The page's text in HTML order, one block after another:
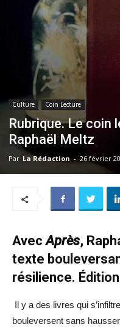
Culture Coin Lecture
Rubrique. Le coin
Raphaël Meltz
Par La Rédaction - 26 février
AvecAprès,
texte
résilience.
Il y a des livres qui
bouleversent sans